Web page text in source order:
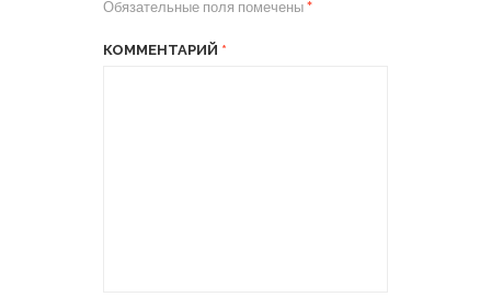
Обязательные поля помечены*
КОММЕНТАРИЙ *